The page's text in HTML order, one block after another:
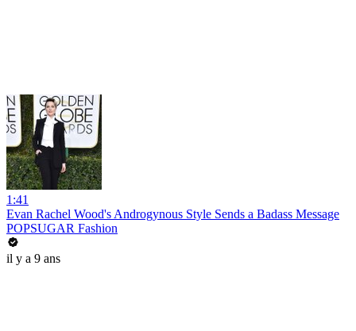
1:41
Evan Rachel Wood's Androgynous Style Sends a Badass Message
POPSUGAR Fashion
il y a 9 ans